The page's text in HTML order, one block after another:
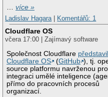
…více »
Ladislav Hagara
Komentářů: 1
Cloudflare OS
včera 17:00 | Zajímavý software
Společnost Cloudflare
Cloudflare OS
(GitHub ), tj.
source platformu navrženou pro
integraci umělé inteligence
přímo do pracovních procesů
organizací.